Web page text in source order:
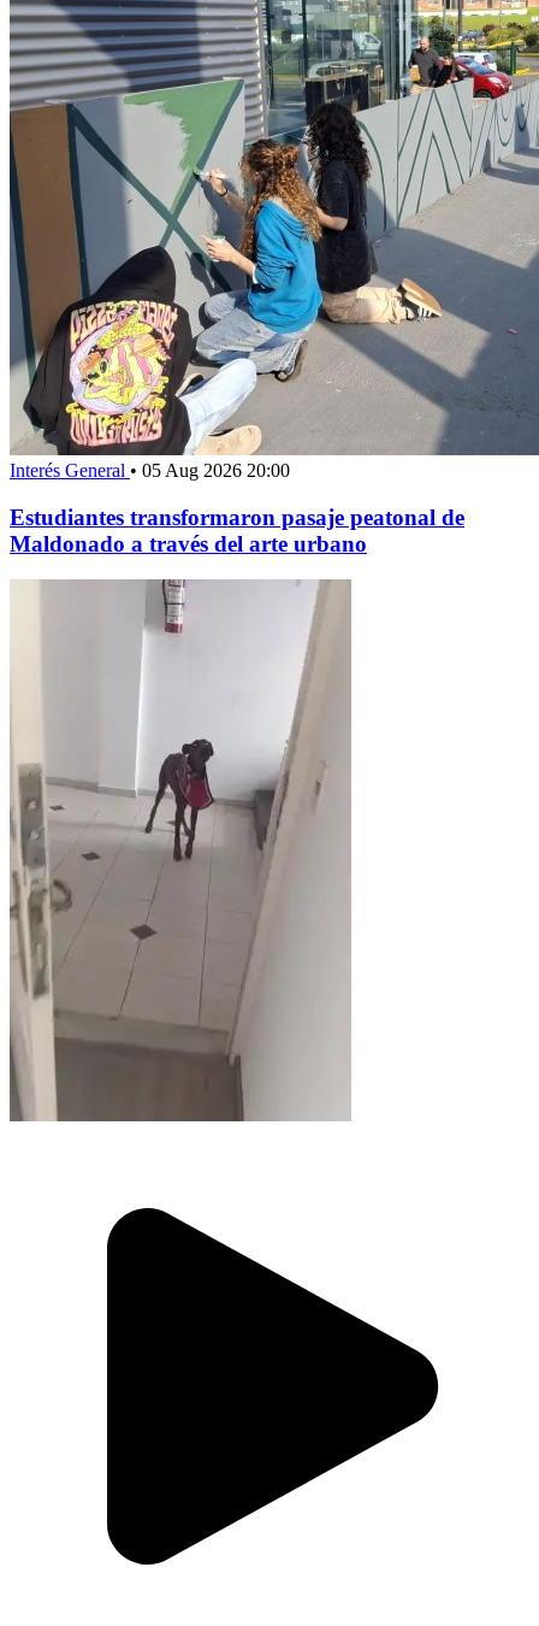
Interés General • 05 Aug 2026 20:00
Estudiantes transformaron pasaje peatonal de
Maldonado a través del arte urbano